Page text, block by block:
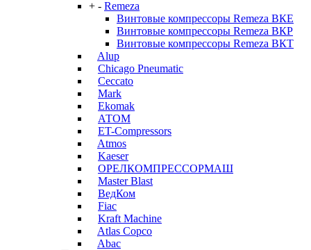
+ - Remeza
Винтовые компрессоры Remeza ВКЕ
Винтовые компрессоры Remeza ВКР
Винтовые компрессоры Remeza ВКТ
Alup
Chicago Pneumatic
Ceccato
Mark
Ekomak
АТОМ
ET-Compressors
Atmos
Kaeser
ОРЕЛКОМПРЕССОРМАШ
Master Blast
ВедКом
Fiac
Kraft Machine
Atlas Copco
Abac